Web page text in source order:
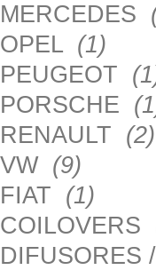
MERCEDES
OPEL (1)
PEUGEOT
PORSCHE
RENAULT (2)
VW (9)
FIAT (1)
COILOVERS
DIFUSORES